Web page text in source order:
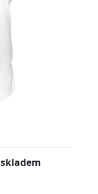
skladem